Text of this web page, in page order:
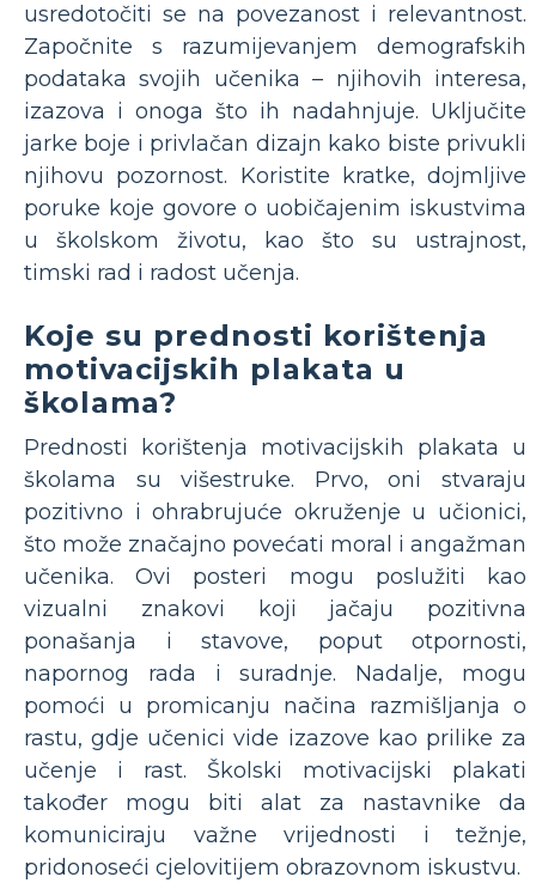
usredotočiti se na povezanost i relevantnost.
Započnite s razumijevanjem demografskih
podataka svojih učenika – njihovih interesa,
izazova i onoga što ih nadahnjuje. Uključite
jarke boje i privlačan dizajn kako biste privukli
njihovu pozornost. Koristite kratke, dojmljive
poruke koje govore o uobičajenim iskustvima
u školskom životu, kao što su ustrajnost,
timski rad i radost učenja.
Koje su prednosti korištenja
motivacijskih plakata u
školama?
Prednosti korištenja motivacijskih plakata u
školama su višestruke. Prvo, oni stvaraju
pozitivno i ohrabrujuće okruženje u učionici,
što može značajno povećati moral i angažman
učenika. Ovi posteri mogu poslužiti kao
vizualni znakovi koji jačaju pozitivna
ponašanja i stavove, poput otpornosti,
napornog rada i suradnje. Nadalje, mogu
pomoći u promicanju načina razmišljanja o
rastu, gdje učenici vide izazove kao prilike za
učenje i rast. Školski motivacijski plakati
također mogu biti alat za nastavnike da
komuniciraju važne vrijednosti i težnje,
pridonoseći cjelovitijem obrazovnom iskustvu.